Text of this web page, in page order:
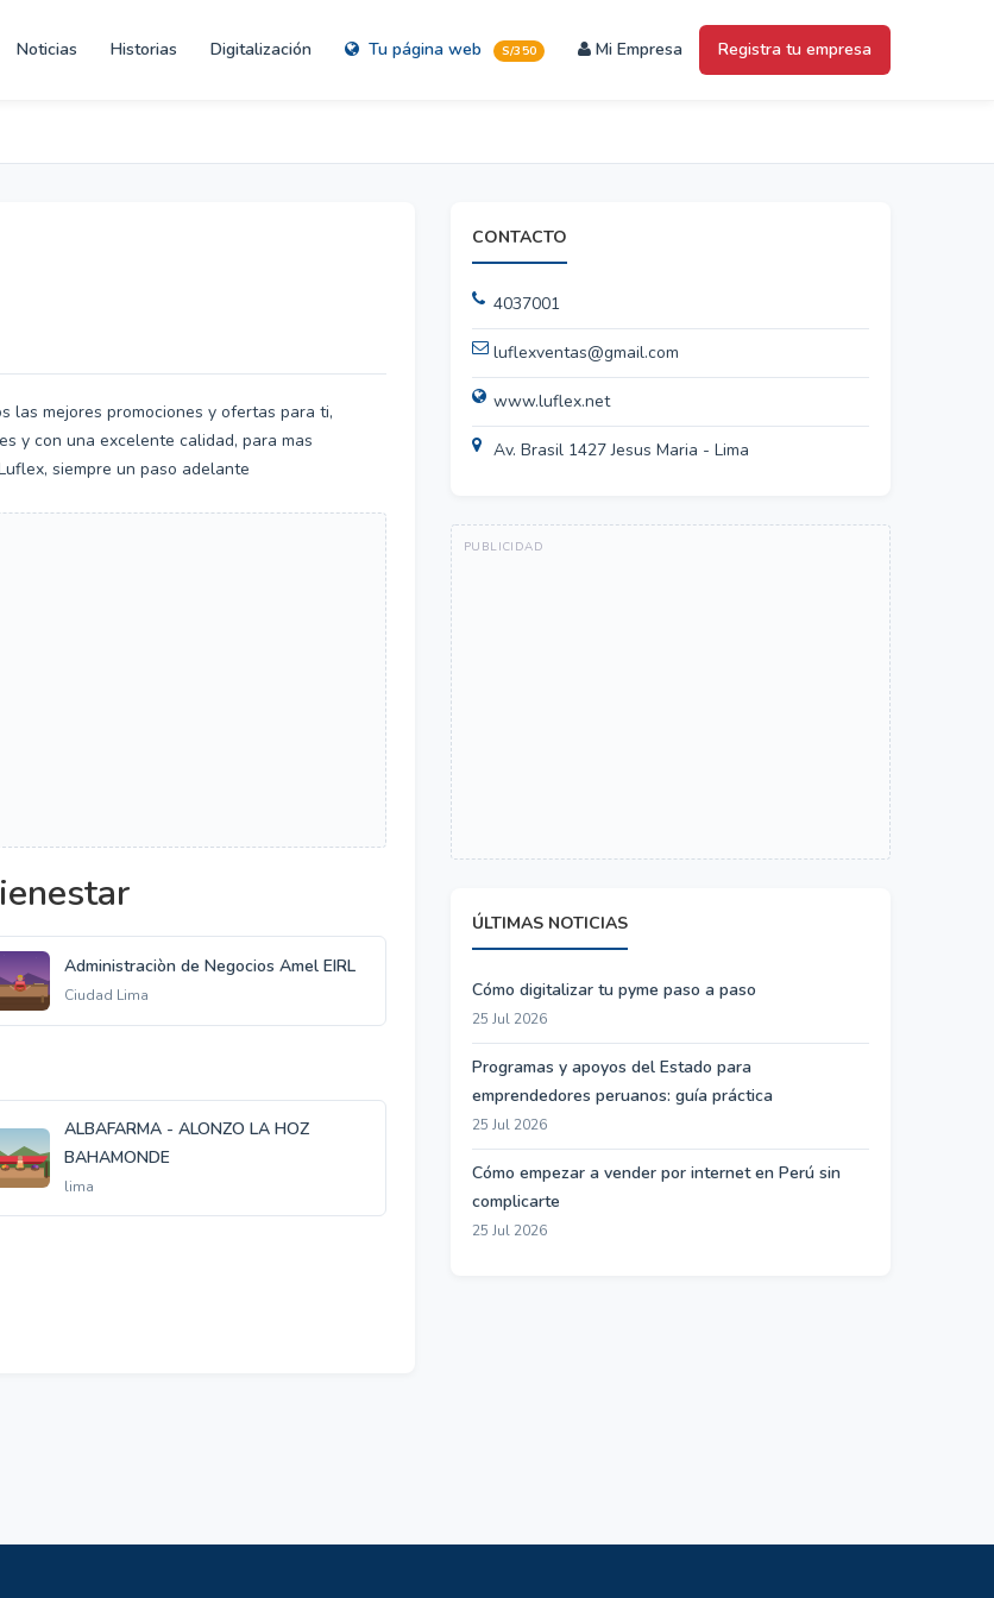
Noticias Historias Digitalización Tu página web S/350 Mi Empresa Registra tu empresa
las mejores promociones y ofertas para ti,
y con una excelente calidad, para mas
siempre un paso adelante
Administraciòn de Negocios Amel EIRL
Ciudad Lima
ALBAFARMA - ALONZO LA HOZ
BAHAMONDE
lima
CONTACTO
4037001
luflexventas@gmail.com
www.luflex.net
Av. Brasil 1427 Jesus Maria - Lima
ÚLTIMAS NOTICIAS
Cómo digitalizar tu pyme paso a paso
25 Jul 2026
Programas y apoyos del Estado para
emprendedores peruanos: guía práctica
25 Jul 2026
Cómo empezar a vender por internet en Perú sin
complicarte
25 Jul 2026